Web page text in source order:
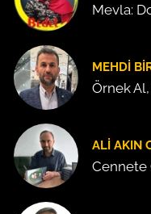
Mevla:
MEHDI
Örnek
ALI AKIN
Cennete